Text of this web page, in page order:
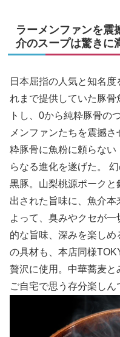
ラーメンファンを震
介のスープは驚きに
日本屈指の人気と知名
れまで提供していた豚
トし、0から純粋豚骨の
メンファンたちを震撼
粋豚骨に魚粉に頼らない
らなる進化を遂げた。
黒豚。山梨桃源ポーク
出された旨味に、魚介
よって、臭みやクセが
的な旨味、深みを楽しめ
の具材も、本店同様
贅沢に使用。中華蕎麦
ご自宅で思う存分楽しん